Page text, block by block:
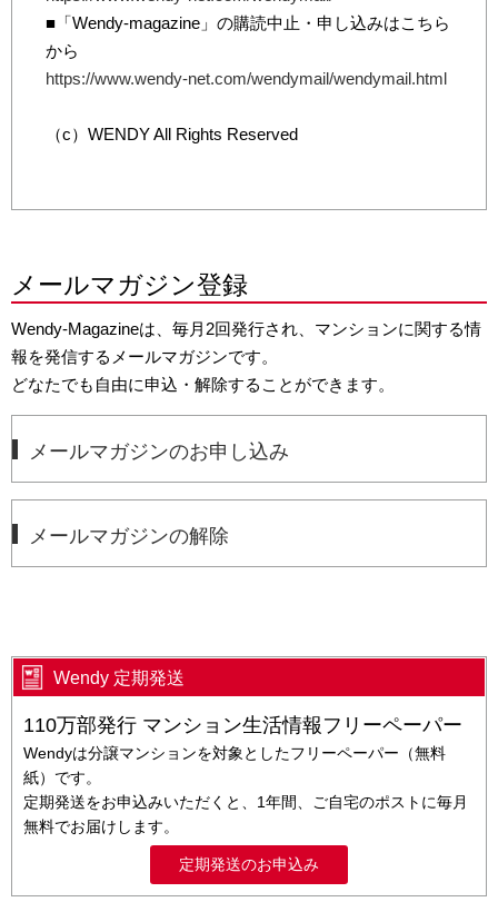
■「Wendy-magazine」の購読中止・申し込みはこちら
から
https://www.wendy-net.com/wendymail/wendymail.html
（c）WENDY All Rights Reserved
メールマガジン登録
Wendy-Magazineは、毎月2回発行され、マンションに関する情
報を発信するメールマガジンです。
どなたでも自由に申込・解除することができます。
メールマガジンのお申し込み
メールマガジンの解除
Wendy 定期発送
110万部発行 マンション生活情報フリーペーパー
Wendyは分譲マンションを対象としたフリーペーパー（無料
紙）です。
定期発送をお申込みいただくと、1年間、ご自宅のポストに毎月
無料でお届けします。
定期発送のお申込み